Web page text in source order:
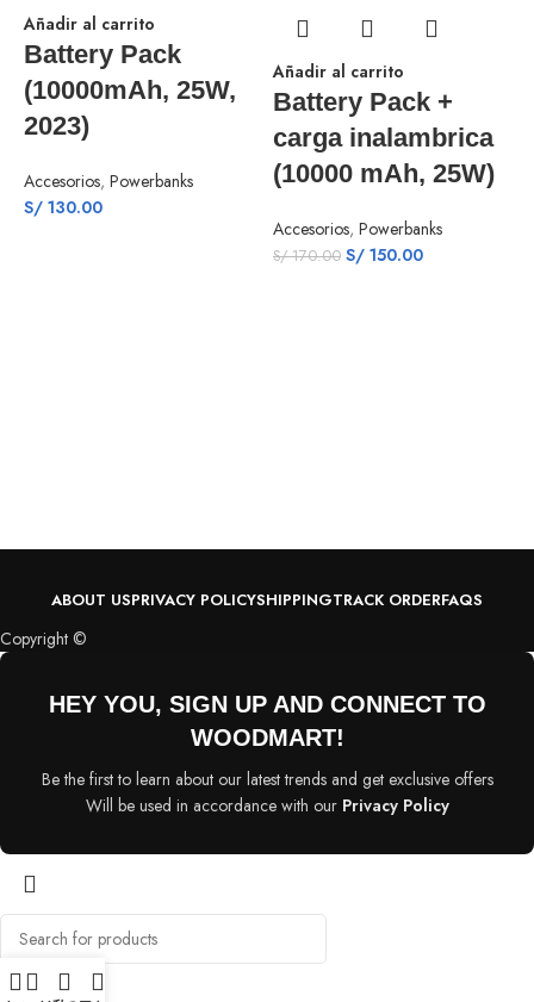
Añadir al carrito
Battery Pack
(10000mAh, 25W,
2023)
Accesorios, Powerbanks
S/ 130.00
Añadir al carrito
Battery Pack +
carga inalambrica
(10000 mAh, 25W)
Accesorios, Powerbanks
S/170.00 S/150.00
ABOUT USPRIVACY POLICYSHIPPINGTRACK ORDERFAQS
Copyright ©
HEY YOU, SIGN UP AND CONNECT TO
WOODMART!
Be the first to learn about our latest trends and get exclusive offers
Will be used in accordance with our Privacy Policy
Search